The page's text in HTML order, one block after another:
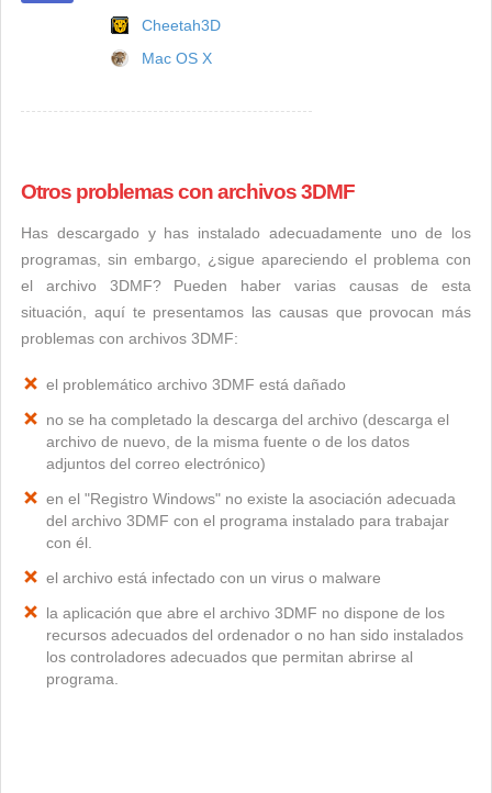
Cheetah3D
Mac OS X
Otros problemas con archivos 3DMF
Has descargado y has instalado adecuadamente uno de los
programas, sin embargo, ¿sigue apareciendo el problema con
el archivo 3DMF? Pueden haber varias causas de esta
situación, aquí te presentamos las causas que provocan más
problemas con archivos 3DMF:
el problemático archivo 3DMF está dañado
no se ha completado la descarga del archivo (descarga el
archivo de nuevo, de la misma fuente o de los datos
adjuntos del correo electrónico)
en el "Registro Windows" no existe la asociación adecuada
del archivo 3DMF con el programa instalado para trabajar
con él.
el archivo está infectado con un virus o malware
la aplicación que abre el archivo 3DMF no dispone de los
recursos adecuados del ordenador o no han sido instalados
los controladores adecuados que permitan abrirse al
programa.